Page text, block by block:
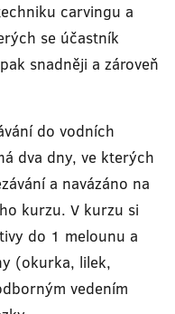
carvingu a
se účastník
snadněji a zároveň
do vodních
dva dny, ve kterých
a navázáno na
kurzu. V kurzu si
do 1 melounu a
(okurka, lilek,
vedením